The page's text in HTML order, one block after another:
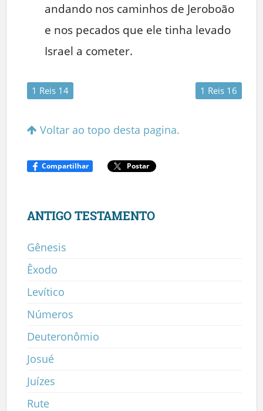
andando nos caminhos de Jeroboão
e nos pecados que ele tinha levado
Israel a cometer.
1 Reis 14 1 Reis 16
Voltar ao topo desta pagina.
Compartilhar Postar
ANTIGO TESTAMENTO
Gênesis
Êxodo
Levítico
Números
Deuteronômio
Josué
Juízes
Rute